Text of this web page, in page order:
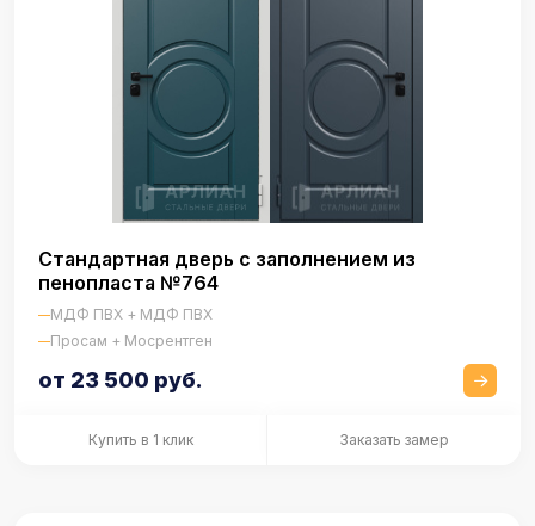
Стандартная дверь с заполнением из
пенопласта №764
МДФ ПВХ + МДФ ПВХ
Просам + Мосрентген
от 23 500 руб.
Купить в 1 клик Заказать замер